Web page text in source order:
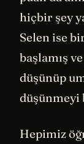
hiçbir şey
Selen ise
başlamış
düşünüp
düşünmeyi
Hepimiz